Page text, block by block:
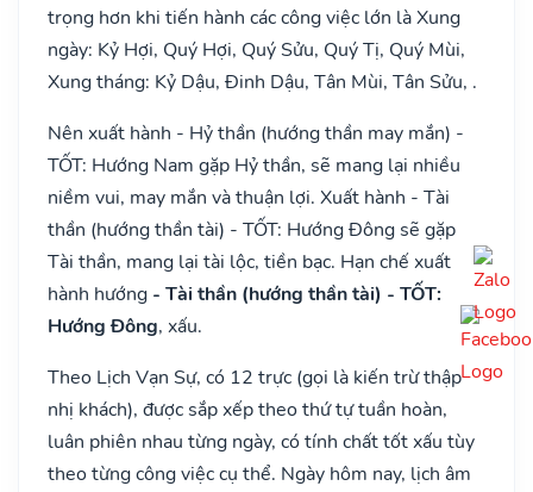
trọng hơn khi tiến hành các công việc lớn là Xung
ngày: Kỷ Hợi, Quý Hợi, Quý Sửu, Quý Tị, Quý Mùi,
Xung tháng: Kỷ Dậu, Đinh Dậu, Tân Mùi, Tân Sửu, .
Nên xuất hành - Hỷ thần (hướng thần may mắn) -
TỐT: Hướng Nam gặp Hỷ thần, sẽ mang lại nhiều
niềm vui, may mắn và thuận lợi. Xuất hành - Tài
thần (hướng thần tài) - TỐT: Hướng Đông sẽ gặp
Tài thần, mang lại tài lộc, tiền bạc. Hạn chế xuất
hành hướng - Tài thần (hướng thần tài) - TỐT:
Hướng Đông, xấu.
Theo Lịch Vạn Sự, có 12 trực (gọi là kiến trừ thập
nhị khách), được sắp xếp theo thứ tự tuần hoàn,
luân phiên nhau từng ngày, có tính chất tốt xấu tùy
theo từng công việc cụ thể. Ngày hôm nay, lịch âm